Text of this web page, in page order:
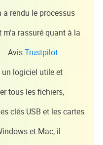
rendu le processus
rassuré quant à la
- AvisTrustpilot
un logiciel utile et
tous les fichiers,
clés USB et les cartes
et Mac, il